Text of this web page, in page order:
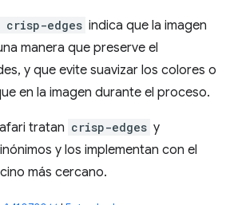
crisp-edges indica que la imagen
manera que preserve el
y que evite suavizar los colores o
en la imagen durante el proceso.
tratan crisp-edges y
y los implementan con el
más cercano.